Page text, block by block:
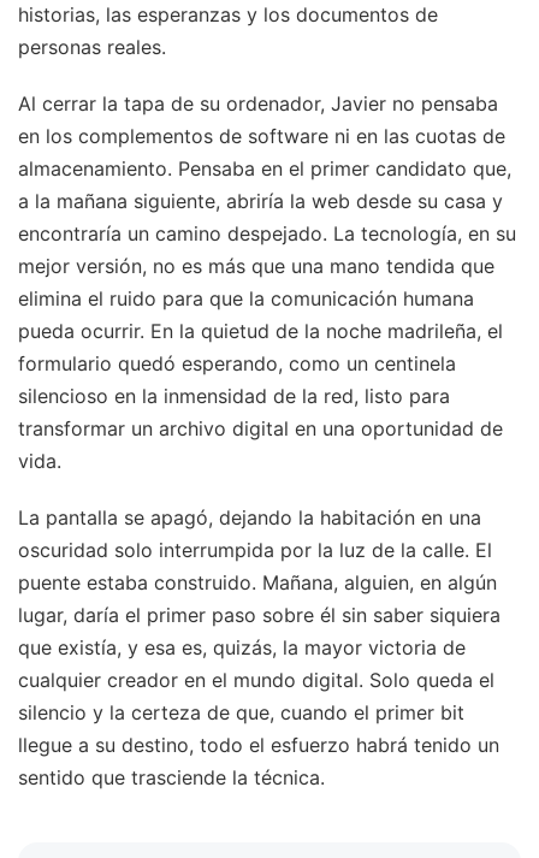
historias, las esperanzas y los documentos de
personas reales.
Al cerrar la tapa de su ordenador, Javier no pensaba
en los complementos de software ni en las cuotas de
almacenamiento. Pensaba en el primer candidato que,
a la mañana siguiente, abriría la web desde su casa y
encontraría un camino despejado. La tecnología, en su
mejor versión, no es más que una mano tendida que
elimina el ruido para que la comunicación humana
pueda ocurrir. En la quietud de la noche madrileña, el
formulario quedó esperando, como un centinela
silencioso en la inmensidad de la red, listo para
transformar un archivo digital en una oportunidad de
vida.
La pantalla se apagó, dejando la habitación en una
oscuridad solo interrumpida por la luz de la calle. El
puente estaba construido. Mañana, alguien, en algún
lugar, daría el primer paso sobre él sin saber siquiera
que existía, y esa es, quizás, la mayor victoria de
cualquier creador en el mundo digital. Solo queda el
silencio y la certeza de que, cuando el primer bit
llegue a su destino, todo el esfuerzo habrá tenido un
sentido que trasciende la técnica.